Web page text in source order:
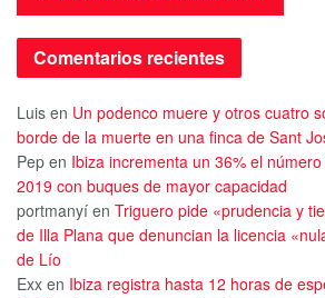
Comentarios recientes
Luis en Un podenco muere y otros cuatro
borde de la muerte en una finca de Sant
Pep en Ibiza incrementa un 36% el
2019 con buques de mayor capacidad
portmanyí en Triguero pide «prudencia y
de Illa Plana que denuncian la licencia
de Lío
Exx en Ibiza registra hasta 12 horas de